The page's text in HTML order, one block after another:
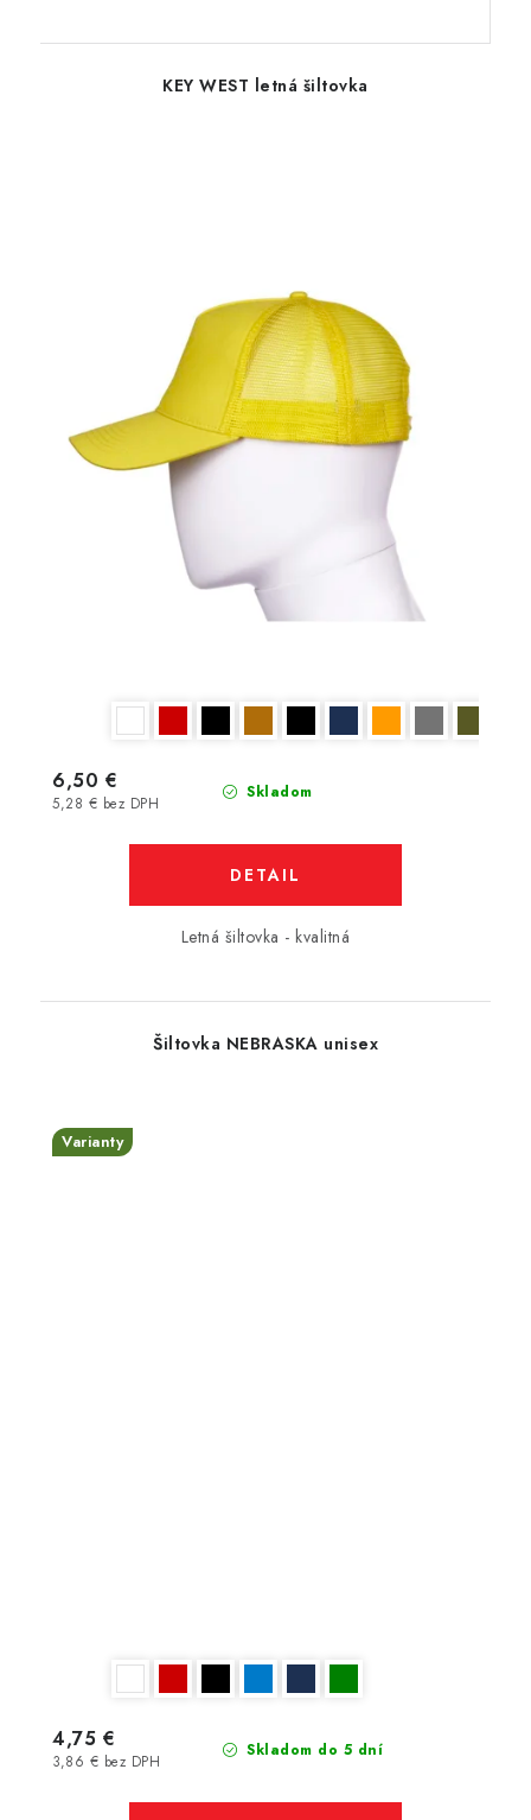
KEY WEST letná šiltovka
Skladom
5,28 € bez DPH
6,50 €
DETAIL
Letná šiltovka - kvalitná
Šiltovka NEBRASKA unisex
Varianty
Skladom do 5 dní
3,86 € bez DPH
4,75 €